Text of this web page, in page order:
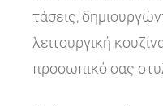
τάσεις,
λειτουργική
προσωπικό σας